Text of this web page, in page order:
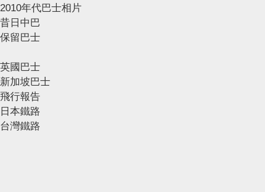
2010年代巴士相片
昔日中巴
保留巴士
英國巴士
新加坡巴士
飛行報告
日本鐵路
台灣鐵路